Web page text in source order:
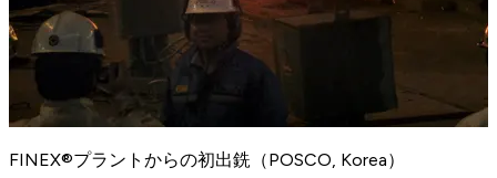
FINEX®プラントからの初出銑（POSCO, Korea）